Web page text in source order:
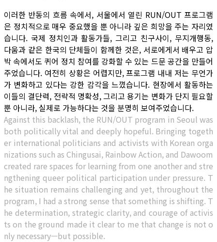
이러한 반동의 흐름 속에서, 서울에서 열린 RUN/OUT 프로그램
은 정치적으로 매우 중요했을 뿐 아니라 깊은 희망을 주는 자리였
습니다. 국제 정치인과 활동가들, 그리고 친구사이, 무지개행동,
다움과 같은 한국의 단체들이 함께한 것은, 서로에게서 배우고 압
박 속에서도 퀴어 정치 참여를 강화할 수 있는 드문 공간을 만들어
주었습니다. 여전히 상황은 어렵지만, 프로그램 내내 저는 무언가
가 변화하고 있다는 강한 감각을 느꼈습니다. 현장에서 활동하는
이들의 결단력, 전략적 명확성, 그리고 용기는 변화가 단지 필요할
뿐 아니라, 실제로 가능하다는 것을 분명히 보여주었습니다.
Against this backlash, the RUN/OUT program in Seoul was
both politically vital and deeply hopeful. Bringing togeth
er international politicians and activists with Korean orga
nizations such as Chingusai, Rainbow Action, and Dawoom
created rare spaces for learning from one another and stre
ngthening queer political participation under pressure. T
he situation remains challenging and yet, throughout the
program, I had a strong sense that something is shifting. T
he determination, strategic clarity, and courage of activis
ts on the ground made it clear to me that change is not o
nly necessary—but possible.